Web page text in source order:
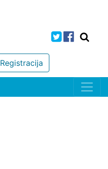
Registracija